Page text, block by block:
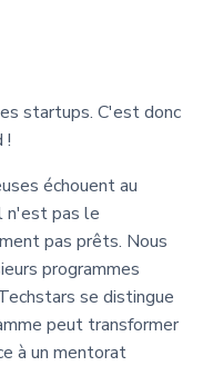
startups. C'est donc
!
échouent au
n'est pas le
pas prêts. Nous
programmes
se distingue
peut transformer
à un mentorat